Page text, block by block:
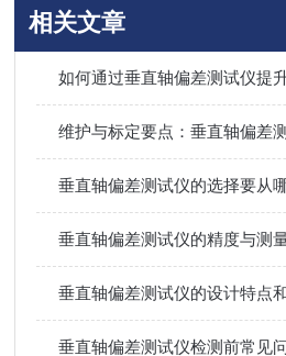
相关文章
如何通过垂直轴偏差测试仪提
垂直轴偏差测试仪的选择要从
垂直轴偏差测试仪的精度与测
垂直轴偏差测试仪检测前常见